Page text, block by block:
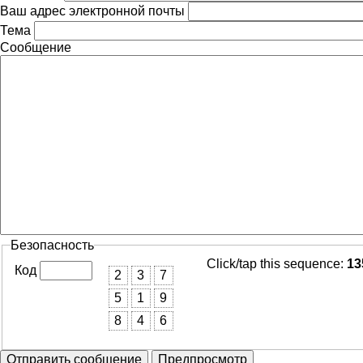
Ваш адрес электронной почты
Тема
Сообщение
Безопасность
Код
2 3
7
5
1
9
8
4 6
Click/tap this sequence: